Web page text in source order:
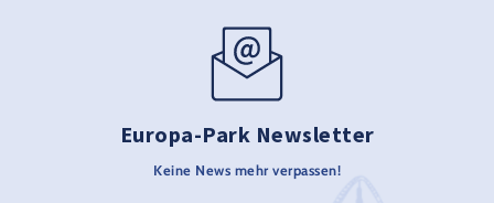
Europa-Park Newsletter
Keine News mehr verpassen!